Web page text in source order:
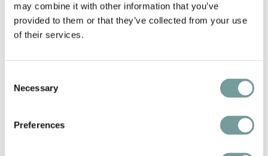
may combine it with other information that you’ve
provided to them or that they’ve collected from your use
of their services.
Selection
Necessary
Preferences
KEY FEATURES AND